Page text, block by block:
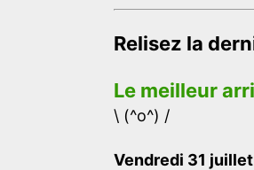
Relisez la
Le meilleur
\ (^o^) /
Vendredi 31 juillet